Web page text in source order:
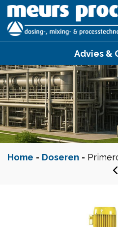
Advies &
Home - Doseren -